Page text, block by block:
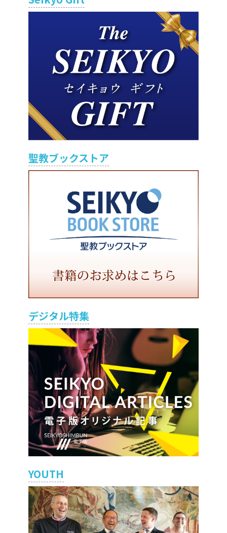
聖教ブックストア
デジタル特集
YOUTH